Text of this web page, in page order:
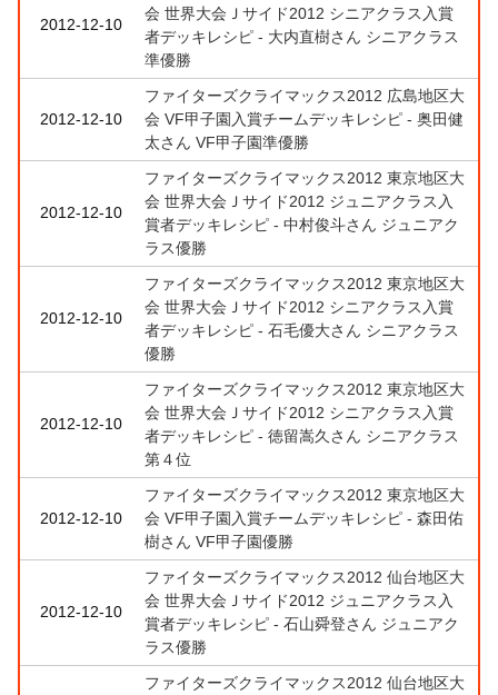
2012-12-10
会 世界大会Ｊサイド2012 シニアクラス入賞
者デッキレシピ - 大内直樹さん シニアクラス
準優勝
2012-12-10
ファイターズクライマックス2012 広島地区大
会 VF甲子園入賞チームデッキレシピ - 奥田健
太さん VF甲子園準優勝
2012-12-10
ファイターズクライマックス2012 東京地区大
会 世界大会Ｊサイド2012 ジュニアクラス入
賞者デッキレシピ - 中村俊斗さん ジュニアク
ラス優勝
2012-12-10
ファイターズクライマックス2012 東京地区大
会 世界大会Ｊサイド2012 シニアクラス入賞
者デッキレシピ - 石毛優大さん シニアクラス
優勝
2012-12-10
ファイターズクライマックス2012 東京地区大
会 世界大会Ｊサイド2012 シニアクラス入賞
者デッキレシピ - 徳留嵩久さん シニアクラス
第４位
2012-12-10
ファイターズクライマックス2012 東京地区大
会 VF甲子園入賞チームデッキレシピ - 森田佑
樹さん VF甲子園優勝
2012-12-10
ファイターズクライマックス2012 仙台地区大
会 世界大会Ｊサイド2012 ジュニアクラス入
賞者デッキレシピ - 石山舜登さん ジュニアク
ラス優勝
ファイターズクライマックス2012 仙台地区大